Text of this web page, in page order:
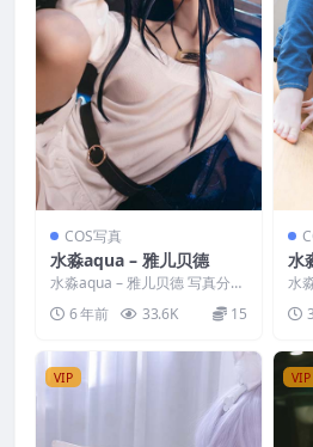
COS写真
水淼aqua – 雅儿贝德
水淼aqua – 雅儿贝德 写真分
类：唯美，参与模特：水淼aqu
a [套图大小]...
6 年前 33.6K 15
水
水
[套
VIP VIP